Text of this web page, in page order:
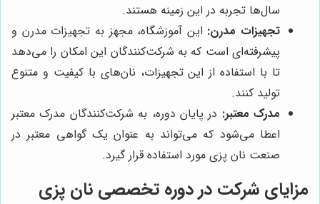
سال‌ها تجربه در این زمینه هستند.
تجهیزات مدرن: این آموزشگاه، مجهز به تجهیزات مدرن و
پیشرفته‌ای است که به شرکت‌کنندگان این امکان را می‌دهد
تا با استفاده از این تجهیزات، نان‌های با کیفیت و متنوع
تولید کنند.
مدرک معتبر: در پایان دوره، به شرکت‌کنندگان مدرک معتبر
اعطا می‌شود که می‌تواند به عنوان یک گواهی معتبر در
صنعت نان پزی مورد استفاده قرار گیرد.
مزایای شرکت در دوره تخصصی نان پزی